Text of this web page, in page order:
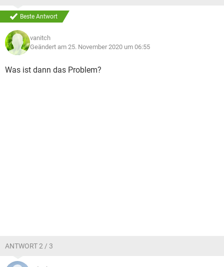
Beste Antwort
vanitch
Geändert am 25. November 2020 um 06:55
Was ist dann das Problem?
ANTWORT 2 / 3